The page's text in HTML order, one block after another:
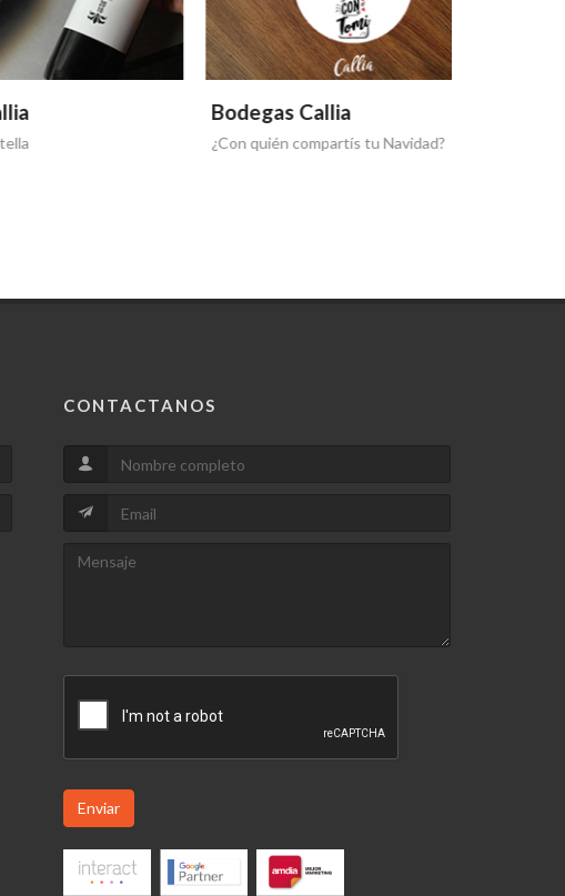
Bodegas Callia
¿Con quién compartís tu Navidad?
CONTACTANOS
Enviar